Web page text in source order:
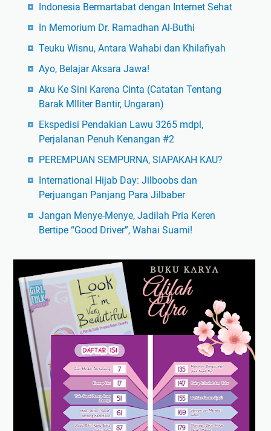
Indonesia Bermartabat dengan Internet Sehat
In Memorium Dr. Ramadhan Al-Buthi
Teuku Wisnu, Antara Wahabi dan Khilafiyah
Ayo, Belajar Aksara Jawa!
Aku Ke Sini Karena Cinta (Catatan Tentang
Barak MIliter Bantir, Ungaran)
Ekspedisi Pendakian Lawu 3265 mdpl,
Perjalanan Penuh Kenangan #2
PEREMPUAN SEMPURNA, SIAPAKAH KAU?
International Hijab Day: Jilboobs dan
Perjuangan Panjang Para Jilbaber
Jangan Menye-Menye, Jadilah Pria Keren
Bertipe “Good Driver”, Wahai Suami!